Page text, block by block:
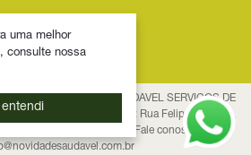
– 2025 – NOVIDADE SAUDAVEL SERVICOS DE
0001-29 Endereço: Rua Felipe Schmidt,
001, Florianópolis/SC Fale conosco:
uma melhor
consulte nossa